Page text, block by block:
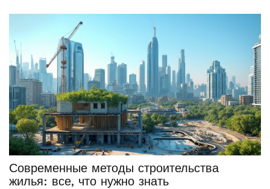
Современные методы строительства
жилья: все, что нужно знать